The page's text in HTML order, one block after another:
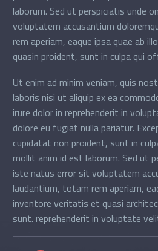
laborum. Sed ut perspiciatis unde
voluptatem accusantium
rem aperiam, eaque ipsa quae ab
quasin proident, sunt in culpa qui
Ut enim ad minim veniam, quis
laboris nisi ut aliquip ex ea
irure dolor in reprehenderit in
dolore eu fugiat nulla pariatur.
cupidatat non proident, sunt in
mollit anim id est laborum. Sed ut
iste natus error sit voluptatem
laudantium, totam rem aperiam,
inventore veritatis et quasi
sunt. reprehenderit in voluptate